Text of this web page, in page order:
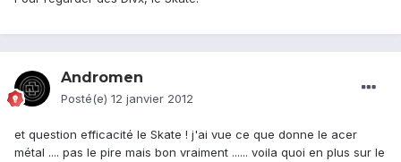
Andromen
Posté(e) 12 janvier 2012
et question efficacité le Skate ! j'ai vue ce que donne le acer
métal .... pas le pire mais bon vraiment ...... voila quoi en plus sur le